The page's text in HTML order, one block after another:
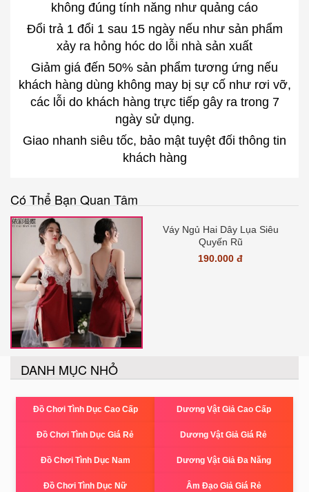
không đúng tính năng như quảng cáo
Đổi trả 1 đổi 1 sau 15 ngày nếu như sản phẩm
xảy ra hỏng hóc do lỗi nhà sản xuất
Giảm giá đến 50% sản phẩm tương ứng nếu
khách hàng dùng không may bị sự cố như rơi vỡ,
các lỗi do khách hàng trực tiếp gây ra trong 7
ngày sử dụng.
Giao nhanh siêu tốc, bảo mật tuyệt đối thông tin
khách hàng
Có Thể Bạn Quan Tâm
Váy Ngủ Hai Dây Lụa Siêu
Quyến Rũ
190.000 đ
DANH MỤC NHỎ
Đồ Chơi Tình Dục Cao Cấp Dương Vật Giả Cao Cấp
Đồ Chơi Tình Dục Giá Rẻ Dương Vật Giả Giá Rẻ
Đồ Chơi Tình Dục Nam Dương Vật Giả Đa Năng
Đồ Chơi Tình Dục Nữ Âm Đạo Giả Giá Rẻ